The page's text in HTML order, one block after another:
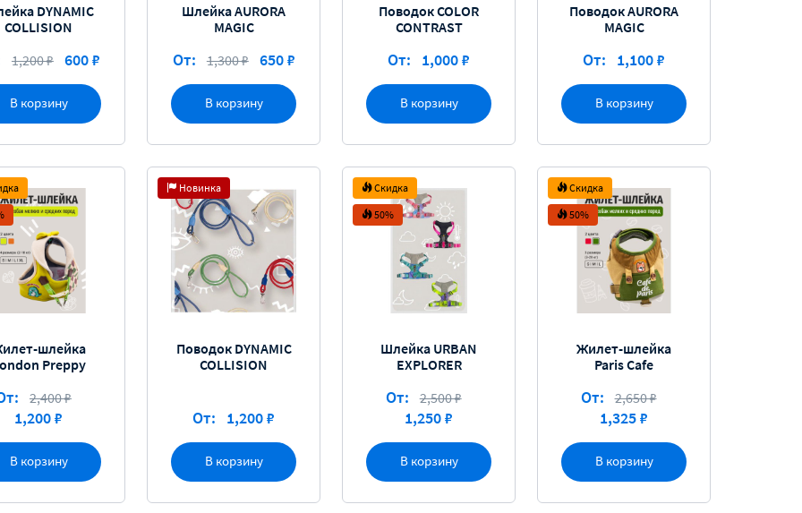
В корзину
DYNAMIC
COLLISION
1,200 ₽ 600 ₽
В корзину
Шлейка AURORA
MAGIC
От: 1,300 ₽ 650 ₽
В корзину
Поводок COLOR
CONTRAST
От: 1,000 ₽
В корзину
Поводок AURORA
MAGIC
От: 1,100 ₽
В корзину
шлейка
Preppy
2,400 ₽
1,200 ₽
Новинка
В корзину
Поводок DYNAMIC
COLLISION
От: 1,200 ₽
Скидка
50%
В корзину
Шлейка URBAN
EXPLORER
От: 2,500 ₽
1,250 ₽
Скидка
50%
В корзину
Жилет-шлейка
Paris Cafe
От: 2,650 ₽
1,325 ₽